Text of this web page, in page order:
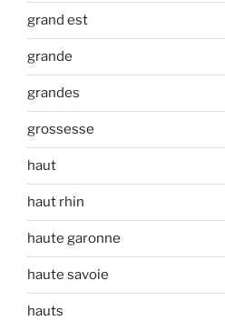
grand est
grande
grandes
grossesse
haut
haut rhin
haute garonne
haute savoie
hauts